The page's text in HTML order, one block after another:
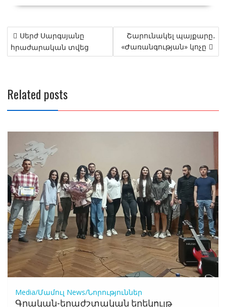
Post
navigation
Սերժ Սարգսյանը
հրաժարական տվեց
Շարունակել պայքարը․
«Ժառանգության» կոչը
Related posts
Media/Մամուլ News/Նորություններ
Գրական-երաժշտական երեկույթ